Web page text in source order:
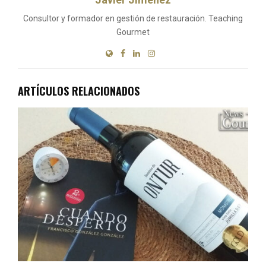
Consultor y formador en gestión de restauración. Teaching
Gourmet
ARTÍCULOS RELACIONADOS